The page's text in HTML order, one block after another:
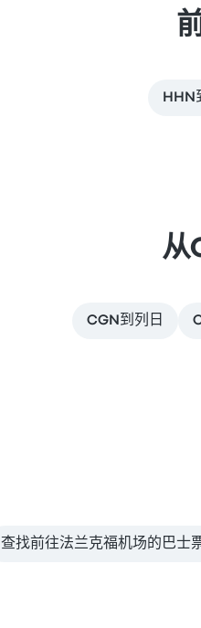
HHN
从
CGN到列日
查找前往法兰克福机场的巴士